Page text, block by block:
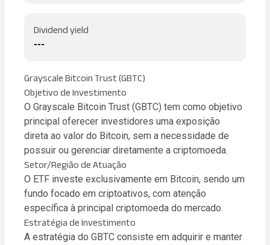
Dividend yield
---
Grayscale Bitcoin Trust (GBTC)
Objetivo de Investimento
O Grayscale Bitcoin Trust (GBTC) tem como objetivo
principal oferecer investidores uma exposição
direta ao valor do Bitcoin, sem a necessidade de
possuir ou gerenciar diretamente a criptomoeda.
Setor/Região de Atuação
O ETF investe exclusivamente em Bitcoin, sendo um
fundo focado em criptoativos, com atenção
específica à principal criptomoeda do mercado.
Estratégia de Investimento
A estratégia do GBTC consiste em adquirir e manter